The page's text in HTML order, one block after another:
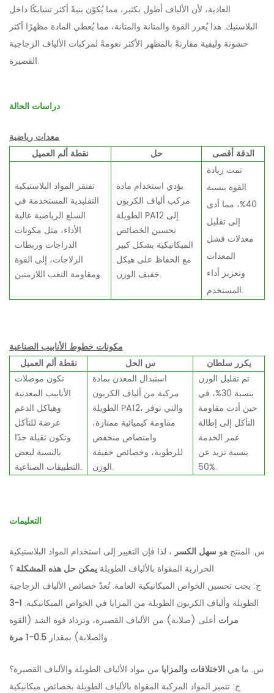
العادية، لأن الألياف أطول بكثير، مما يُكوّن بنيةً أكثر تشابكًا داخل
البلاستيك. هذا يُعزز القوة والمتانة والمتانة، مما يُعطي المادة مظهرًا أكثر
خشونة وليفية مقارنةً بالمظهر الأكثر نعومةً لمركبات الألياف الزجاجية
القصيرة.
دراسات الحالة
معدات رياضية
نقطة ألم العميل
حل الدقةأقصى
تفتقر المواد البلاستيكية
التقليدية المستخدمة في
السلع الرياضية عالية
الأداء، مثل مكونات
الدراجات وربطات
الزلاجات، إلى القوة
ومقاومة التعب اللازمتين.
يؤدي استخدام مادة
مركب ألياف الكربون
الطويلة PA12 إلى
تحسين الخصائص
الميكانيكية بشكل كبير
مع الحفاظ على هيكل
خفيف الوزن.
تمت زيادة
القوة بنسبة
40%، مما أدى
إلى تقليل
معدلات فشل
المعدات
وتعزيز أداء
المستخدم.
مكونات خطوط الأنابيب الصناعية
نقطة ألم العميل
س الحل يكرر سلطان
تكون موصلات
الأنابيب المعدنية
وهياكل الدعم
عرضة للتآكل
وتكون ثقيلة جدًا
بالنسبة لبعض
التطبيقات الصناعية.
استبدال المعدن بمادة
مركبة من ألياف الكربون
الطويلة PA12، والتي توفر
مقاومة كيميائية ممتازة،
وامتصاص منخفض
للرطوبة، وخصائص خفيفة
الوزن.
تم تقليل الوزن
بنسبة 30%، في
حين أدت مقاومة
التآكل إلى إطالة
عمر الخدمة
بنسبة تزيد عن
50%.
التعليمات
س. المنتج هو سهل الكسر ، لذا فإن التغيير إلى استخدام المواد البلاستيكية
الحرارية المقواة بالألياف الطويلة يمكن حل هذه المشكلة ؟
ج: يجب تحسين الخواص الميكانيكية العامة. تُعدّ خصائص الألياف الزجاجية
الطويلة وألياف الكربون الطويلة من المزايا في الخواص الميكانيكية.
1-3
مرات أعلى (صلابة) من الألياف القصيرة، وتزداد قوة الشد (القوة
والصلابة) بمقدار .
س. ما هي الاختلافات والمزايا من مواد الألياف الطويلة والألياف القصيرة؟
ج: تتميز المواد المركبة المقواة بالألياف الطويلة بخصائص ميكانيكية